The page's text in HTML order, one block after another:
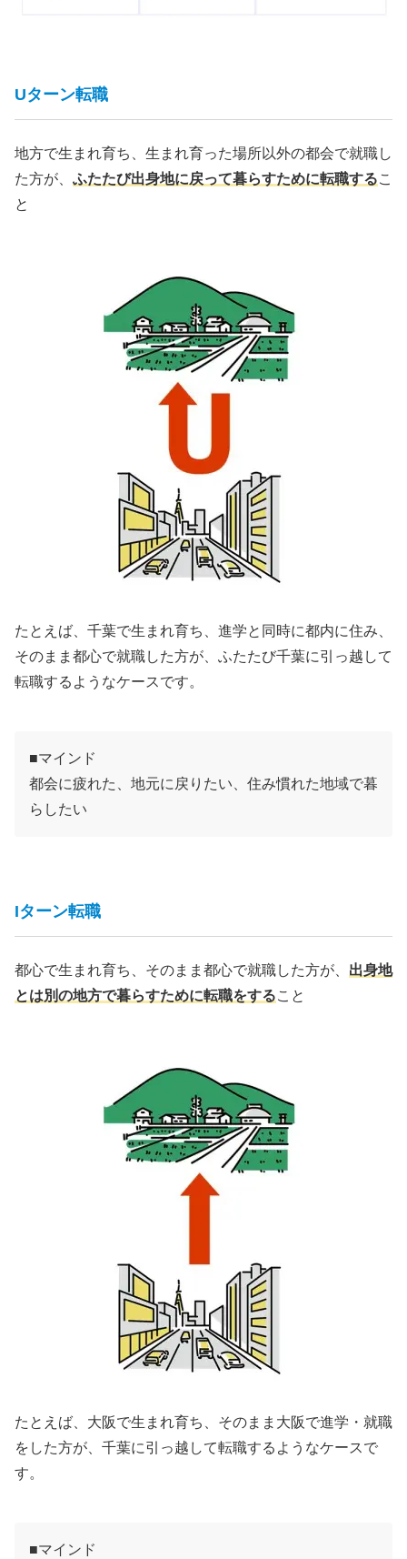
Uターン転職
地方で生まれ育ち、生まれ育った場所以外の都会で就職し
た方が、 ふたたび出身地に戻って暮らすために転職するこ
と
たとえば、千葉で生まれ育ち、進学と同時に都内に住み、
そのまま都心で就職した方が、ふたたび千葉に引っ越して
転職するようなケースです。
■マインド
都会に疲れた、地元に戻りたい、住み慣れた地域で暮
らしたい
Iターン転職
都心で生まれ育ち、そのまま都心で就職した方が、 出身地
とは別の地方で暮らすために転職をすること
たとえば、大阪で生まれ育ち、そのまま大阪で進学・就職
をした方が、千葉に引っ越して転職するようなケースで
す。
■マインド